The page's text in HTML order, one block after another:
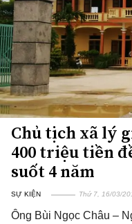
Chủ tịch xã lý
400 triệu tiền
suốt 4 năm
SỰ KIỆN Thứ 7, 16/03/
Ông Bùi Ngọc Châu –